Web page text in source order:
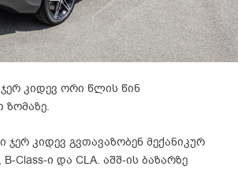
კიდევ ორი წლის წინ
ზომაზე.
კიდევ გვთავაზობენ მექანიკურ
Class-ი და CLA. აშშ-ის ბაზარზე